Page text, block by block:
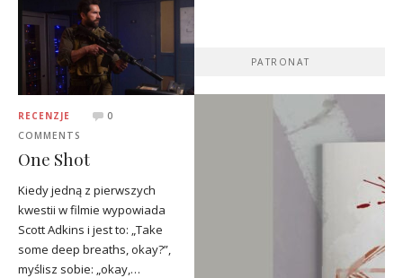
RECENZJE
0
COMMENTS
One Shot
Kiedy jedną z pierwszych
kwestii w filmie wypowiada
Scott Adkins i jest to: „Take
some deep breaths, okay?”,
myślisz sobie: „okay,…
PATRONAT